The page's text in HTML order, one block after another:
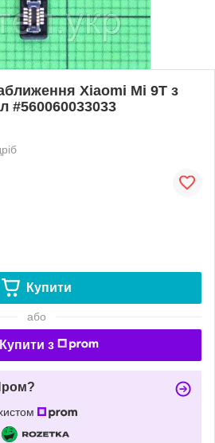
Xiaomi Mi 9T з
#560060033033
Купити
або
Купити з